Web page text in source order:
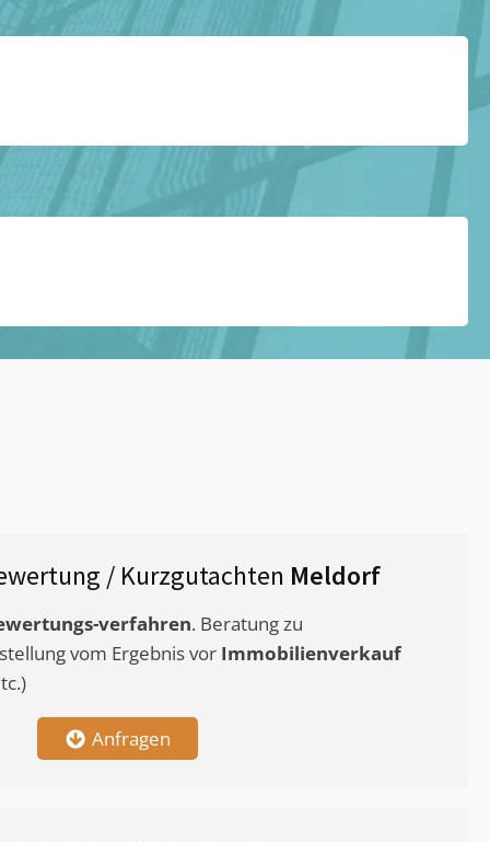
/ Kurzgutachten Meldorf
verfahren. Beratung zu
vom Ergebnis vor Immobilienverkauf
Anfragen